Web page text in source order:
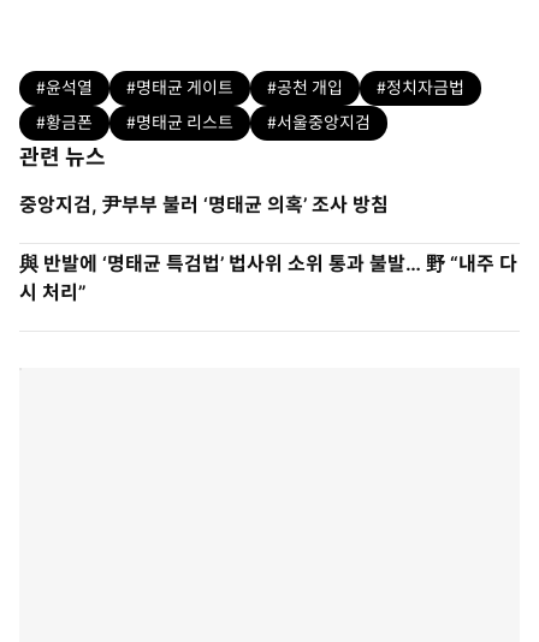
#윤석열 #명태균 게이트 #공천 개입
#정치자금법
#황금폰
#명태균 리스트 #서울중앙지검
관련 뉴스
중앙지검, 尹부부 불러 ‘명태균 의혹’ 조사 방침
與 반발에 ‘명태균 특검법’ 법사위 소위 통과 불발… 野 “내주 다
시 처리”